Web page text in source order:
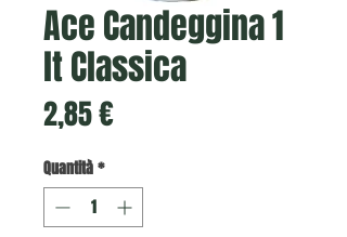
Ace Candeggina 1
lt Classica
2,85 €Prezzo
Quantità*